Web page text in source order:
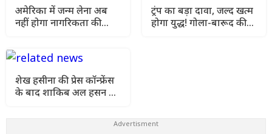
अमेरिका में जन्म लेना अब
नहीं होगा नागरिकता की
ट्रंप का बड़ा दावा, जल्द खत्म
होगा युद्ध! गोला-बारूद की
शेख हसीना की प्रेस कॉन्फ्रेंस
के बाद शाकिब अल हसन के